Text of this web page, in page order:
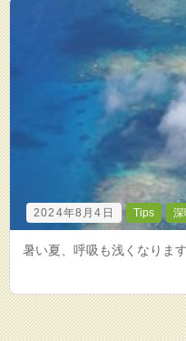
2024年8月4日 Tips 深
暑い夏、呼吸も浅くなりま